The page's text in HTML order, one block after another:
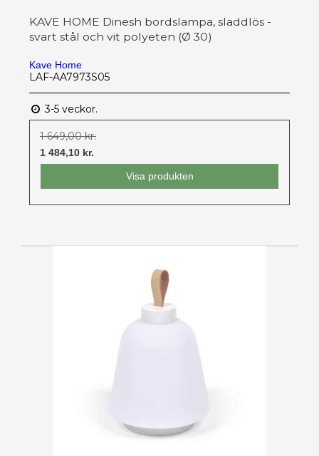
KAVE HOME Dinesh bordslampa, sladdlös -
svart stål och vit polyeten (Ø 30)
Kave Home
LAF-AA7973S05
3-5 veckor.
1 649,00 kr.
1 484,10 kr.
Visa produkten